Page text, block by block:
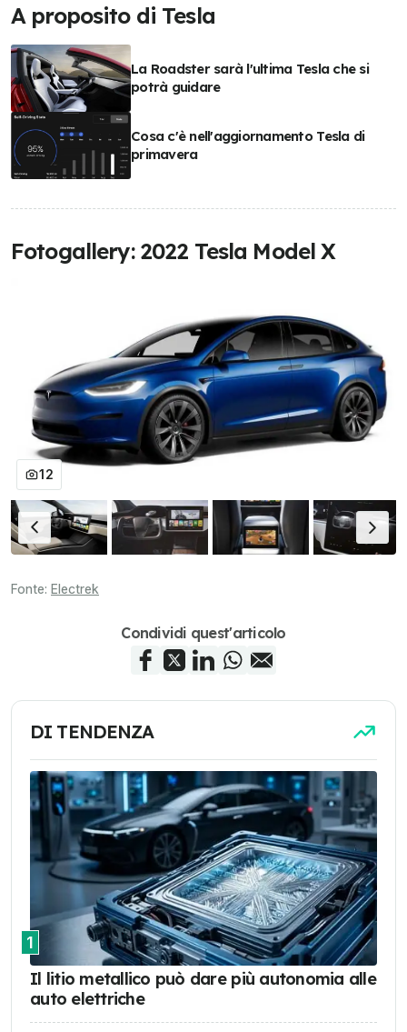
A proposito di Tesla
La Roadster sarà l'ultima Tesla che si
potrà guidare
Cosa c'è nell'aggiornamento Tesla di
primavera
Fotogallery: 2022 Tesla Model X
12
Fonte: Electrek
Condividi quest'articolo
DI TENDENZA
1
Il litio metallico può dare più autonomia alle
auto elettriche